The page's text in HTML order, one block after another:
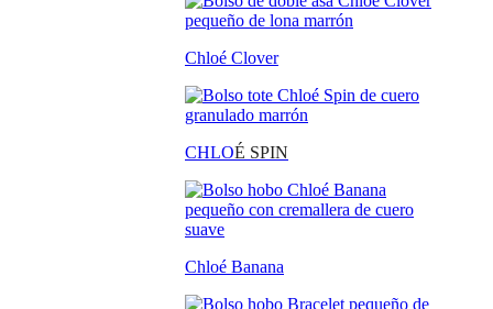
Chloé Clover
CHLOÉ SPIN
Chloé Banana